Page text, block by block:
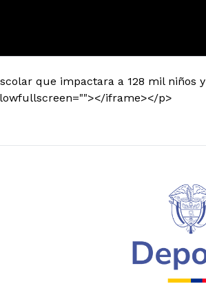
que impactara a 128 mil niños y
iframe></p>